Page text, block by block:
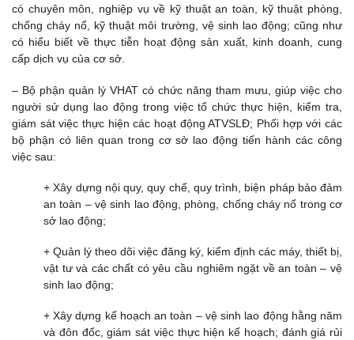
có chuyên môn, nghiệp vụ về kỹ thuật an toàn, kỹ thuật phòng,
chống cháy nổ, kỹ thuật môi trường, vệ sinh lao động; cũng như
có hiểu biết về thực tiễn hoạt động sản xuất, kinh doanh, cung
cấp dịch vụ của cơ sở.
– Bộ phận quản lý VHAT có chức năng tham mưu, giúp việc cho
người sử dụng lao động trong việc tổ chức thực hiện, kiểm tra,
giám sát việc thực hiện các hoạt động ATVSLĐ; Phối hợp với các
bộ phận có liên quan trong cơ sở lao động tiến hành các công
việc sau:
+ Xây dựng nội quy, quy chế, quy trình, biện pháp bảo đảm
an toàn – vệ sinh lao động, phòng, chống cháy nổ trong cơ
sở lao động;
+ Quản lý theo dõi việc đăng ký, kiểm định các máy, thiết bị,
vật tư và các chất có yêu cầu nghiêm ngặt về an toàn – vệ
sinh lao động;
+ Xây dựng kế hoạch an toàn – vệ sinh lao động hằng năm
và đôn đốc, giám sát việc thực hiện kế hoạch; đánh giá rủi